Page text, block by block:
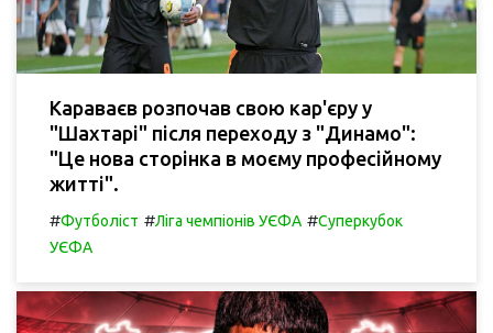
Караваєв розпочав свою кар'єру у
"Шахтарі" після переходу з "Динамо":
"Це нова сторінка в моєму професійному
житті".
#Футболіст #Ліга чемпіонів УЄФА #Суперкубок
УЄФА